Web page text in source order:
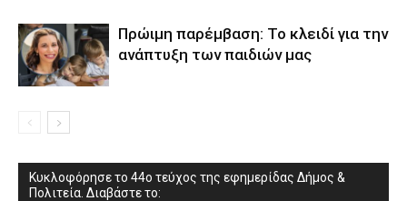
Πρώιμη παρέμβαση: Το κλειδί για την
ανάπτυξη των παιδιών µας
Κυκλοφόρησε το 44ο τεύχος της εφημερίδας Δήμος &
Πολιτεία. Διαβάστε το: